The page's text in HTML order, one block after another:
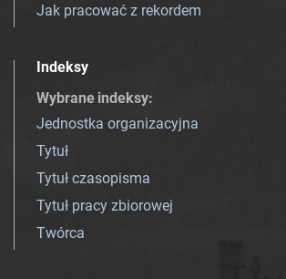
Jak pracować z rekordem
Indeksy
Wybrane indeksy:
Jednostka organizacyjna
Tytuł
Tytuł czasopisma
Tytuł pracy zbiorowej
Twórca